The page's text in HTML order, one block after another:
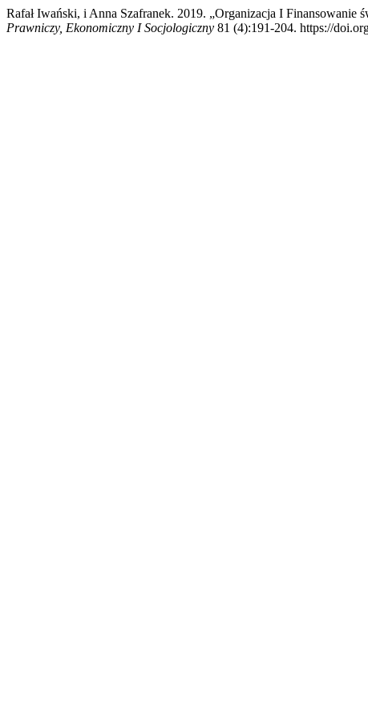
Rafał Iwański, i Anna Szafranek. 2019. „Organizacja I
Prawniczy, Ekonomiczny I Socjologiczny 81 (4):191-204. https://